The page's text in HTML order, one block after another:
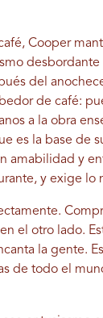
Cooper
desbordante
del
de café:
a la obra
es la base de
amabilidad y
y exige lo
el otro lado.
la gente.
de todo el